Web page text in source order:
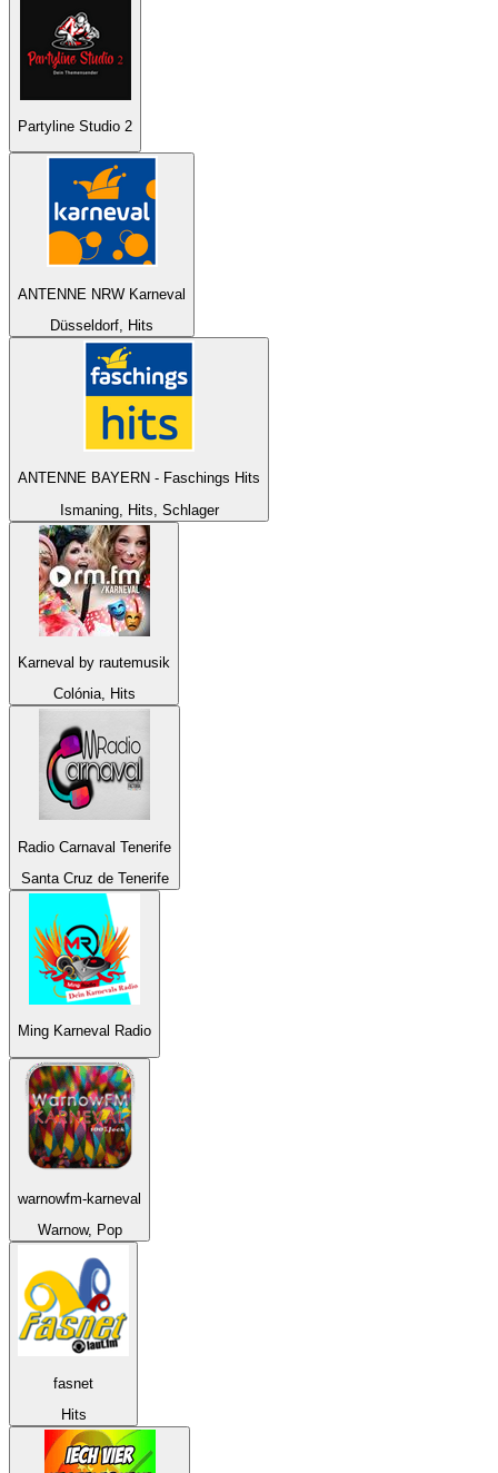
Partyline Studio 2
ANTENNE NRW Karneval
Düsseldorf, Hits
ANTENNE BAYERN - Faschings Hits
Ismaning, Hits, Schlager
Karneval by rautemusik
Colónia, Hits
Radio Carnaval Tenerife
Santa Cruz de Tenerife
Ming Karneval Radio
warnowfm-karneval
Warnow, Pop
fasnet
Hits